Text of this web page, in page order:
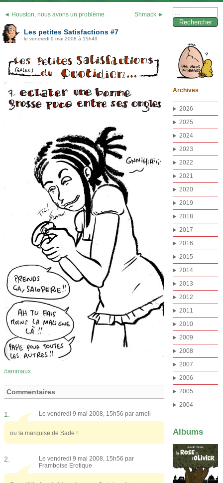
◄ Houston, nous avons un problème Shmack ►
Les petites Satisfactions #7
le vendredi 9 mai 2008 à 15h49
animaux
Commentaires
1. Le vendredi 9 mai 2008, 15h56 par arnell
ou la marquise de Sade !
2.
Le vendredi 9 mai 2008, 15h56 par
Framboise Erotique
Archives
2026
2025
2024
2023
2022
2021
2020
2019
2018
2017
2016
2015
2014
2013
2012
2011
2010
2009
2008
2007
2006
2005
2004
Albums